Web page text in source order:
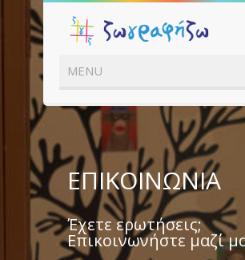
ΕΠΙΚΟΙΝΩΝΙΑ
Έχετε ερωτήσεις;
Επικοινωνήστε μαζί